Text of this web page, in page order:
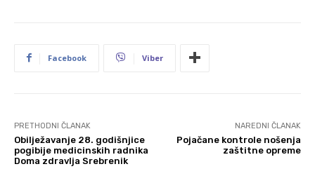
Facebook Viber
PRETHODNI ČLANAK
Obilježavanje 28. godišnjice
pogibije medicinskih radnika
Doma zdravlja Srebrenik
NAREDNI ČLANAK
Pojačane kontrole nošenja
zaštitne opreme